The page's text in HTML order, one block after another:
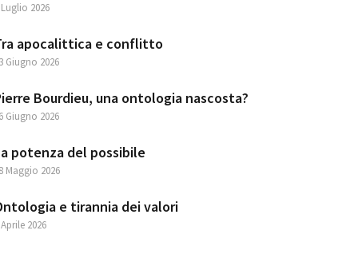
2026
apocalittica e conflitto
Giugno 2026
Bourdieu, una ontologia nascosta?
Giugno 2026
potenza del possibile
Maggio 2026
e tirannia dei valori
2026